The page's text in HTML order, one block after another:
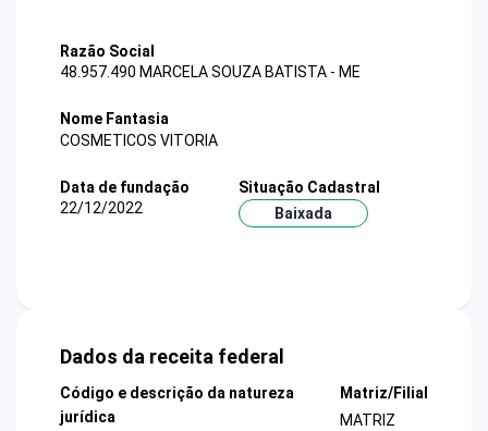
Razão Social
48.957.490 MARCELA SOUZA BATISTA - ME
Nome Fantasia
COSMETICOS VITORIA
Data de fundação
22/12/2022
Situação Cadastral
Baixada
Dados da receita federal
Código e descrição da natureza
jurídica
Matriz/Filial
MATRIZ